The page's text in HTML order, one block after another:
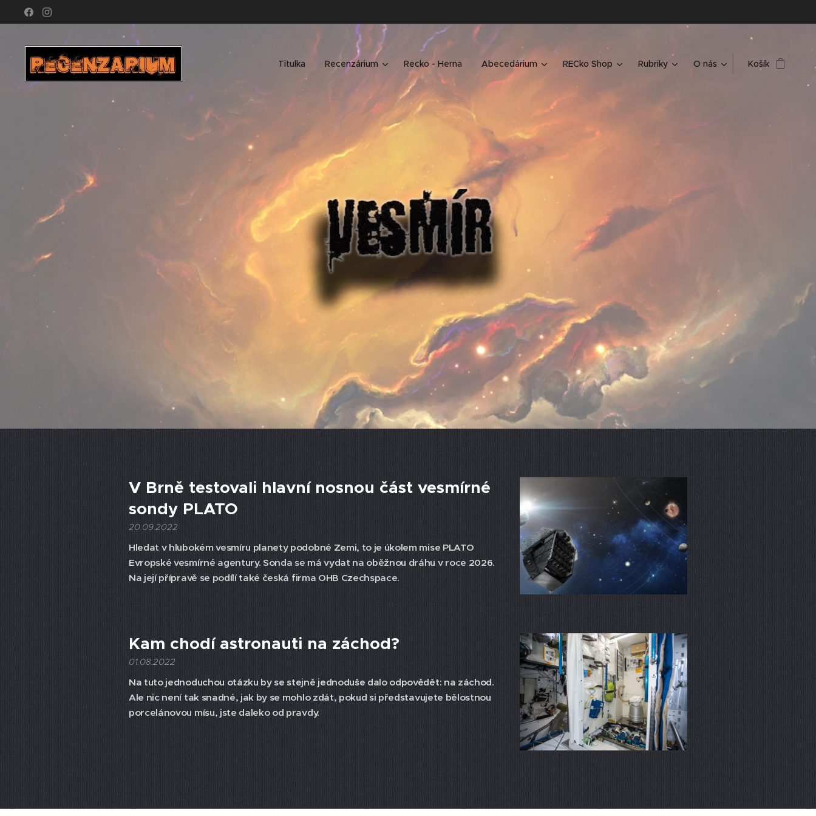
Titulka Recenzárium Recko - Herna Abecedárium RECko Shop Rubriky O nás Košík
V Brně testovali hlavní nosnou část vesmírné
sondy PLATO
20.09.2022
Hledat v hlubokém vesmíru planety podobné Zemi, to je úkolem mise PLATO
Evropské vesmírné agentury. Sonda se má vydat na oběžnou dráhu v roce 2026.
Na její přípravě se podílí také česká firma OHB Czechspace.
Kam chodí astronauti na záchod?
01.08.2022
Na tuto jednoduchou otázku by se stejně jednoduše dalo odpovědět: na záchod.
Ale nic není tak snadné, jak by se mohlo zdát, pokud si představujete bělostnou
porcelánovou mísu, jste daleko od pravdy.